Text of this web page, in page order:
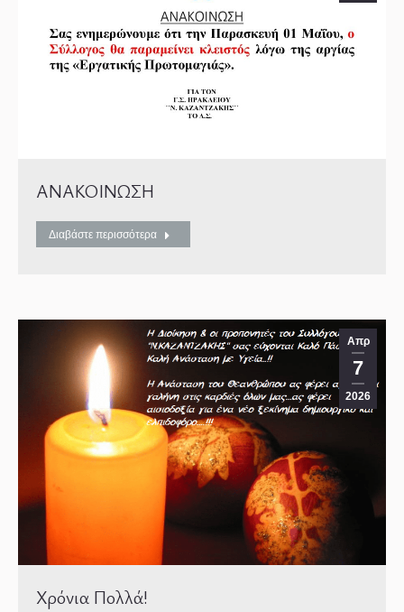
ΑΝΑΚΟΙΝΩΣΗ
Διαβάστε περισσότερα
Απρ
7
2026
Χρόνια Πολλά!